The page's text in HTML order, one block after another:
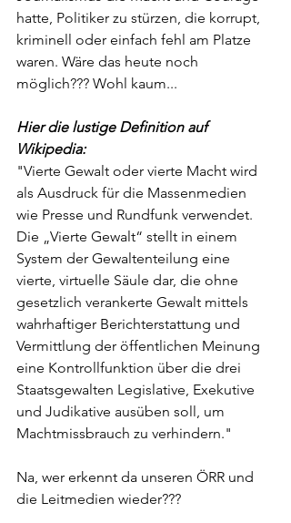
hatte, Politiker zu stürzen, die korrupt,
kriminell oder einfach fehl am Platze
waren. Wäre das heute noch
möglich??? Wohl kaum...
Hier die lustige Definition auf
Wikipedia:
"Vierte Gewalt oder vierte Macht wird
als Ausdruck für die Massenmedien
wie Presse und Rundfunk verwendet.
Die „Vierte Gewalt“ stellt in einem
System der Gewaltenteilung eine
vierte, virtuelle Säule dar, die ohne
gesetzlich verankerte Gewalt mittels
wahrhaftiger Berichterstattung und
Vermittlung der öffentlichen Meinung
eine Kontrollfunktion über die drei
Staatsgewalten Legislative, Exekutive
und Judikative ausüben soll, um
Machtmissbrauch zu verhindern."
Na, wer erkennt da unseren ÖRR und
die Leitmedien wieder???